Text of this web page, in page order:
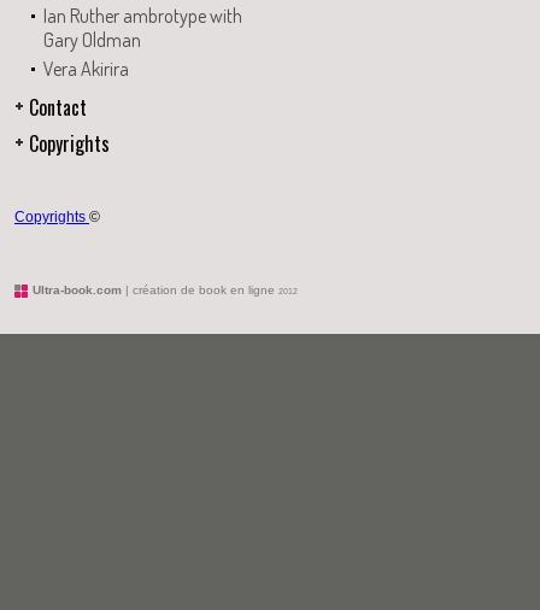
Ian Ruther ambrotype with
Gary Oldman
Vera Akirira
Contact
Copyrights
Copyrights ©
Ultra-book.com | création de book en ligne 2012